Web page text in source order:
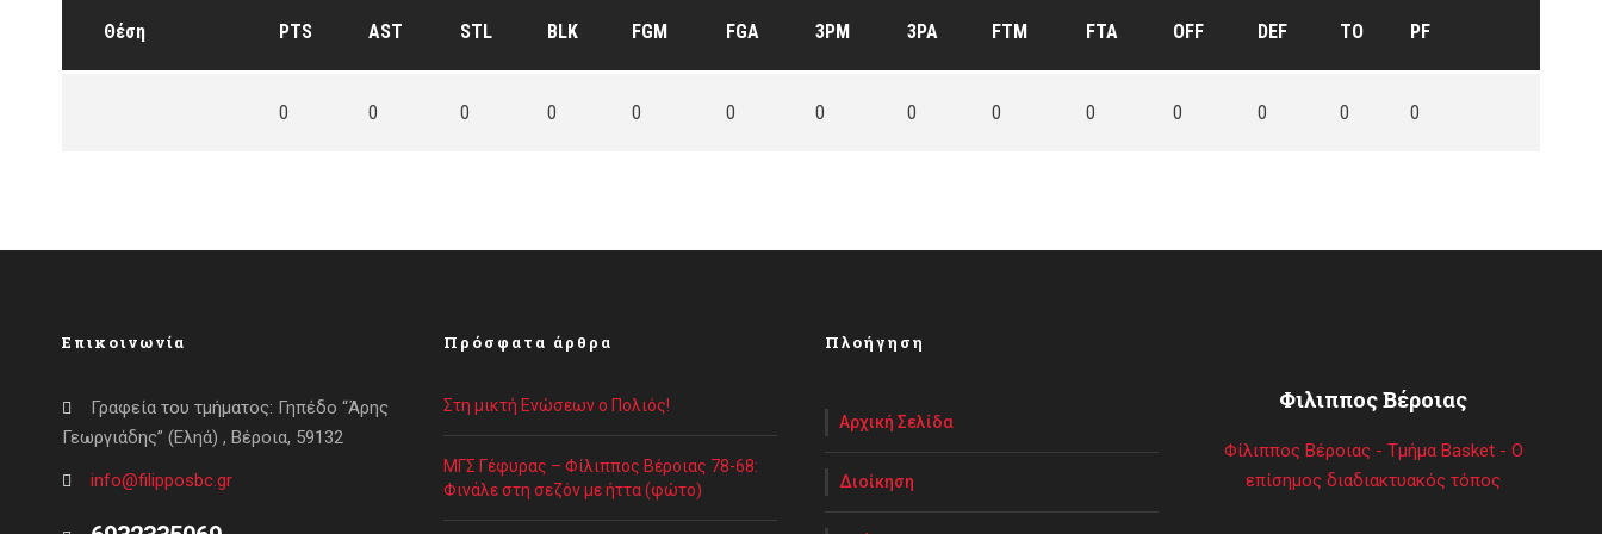
Θέση PTS AST STL BLK FGM FGA 3PM 3PA FTM FTA OFF DEF TO PF
0 0 0 0 0 0 0 0 0 0 0 0 0 0
Επικοινωνία
Γραφεία του τμήματος: Γηπέδο “Άρης
Γεωργιάδης” (Εληά) , Βέροια, 59132
info@filipposbc.gr
Πρόσφατα άρθρα
Στη μικτή Ενώσεων ο Πολιός!
ΜΓΣ Γέφυρας – Φίλιππος Βέροιας 78-68:
Φινάλε στη σεζόν με ήττα (φώτο)
Πλοήγηση
Αρχική Σελίδα
Διοίκηση
Φιλιππος Βέροιας
Φίλιππος Βέροιας - Τμήμα Basket - Ο
επίσημος διαδιακτυακός τόπος